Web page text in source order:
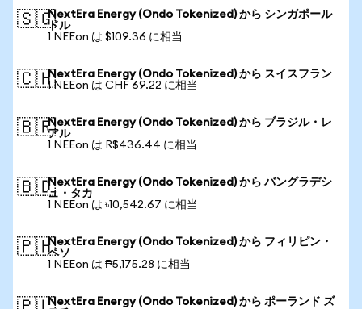
🇸🇬NextEra Energy (Ondo Tokenized) から シンガポール
ドル
1 NEEon は $109.36 に相当
🇨🇭NextEra Energy (Ondo Tokenized) から スイスフラン
1 NEEon は CHF 69.22 に相当
🇧🇷NextEra Energy (Ondo Tokenized) から ブラジル・レ
アル
1 NEEon は R$436.44 に相当
🇧🇩NextEra Energy (Ondo Tokenized) から バングラデシ
ュ・タカ
1 NEEon は ৳10,542.67 に相当
🇵🇭NextEra Energy (Ondo Tokenized) から フィリピン・
ペソ
1 NEEon は ₱5,175.28 に相当
NextEra Energy (Ondo Tokenized) から ポーランド ズ